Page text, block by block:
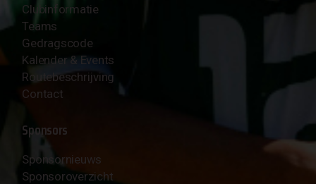
Clubinformatie
Teams
Gedragscode
Kalender & Events
Routebeschrijving
Contact
Sponsors
Sponsornieuws
Sponsoroverzicht